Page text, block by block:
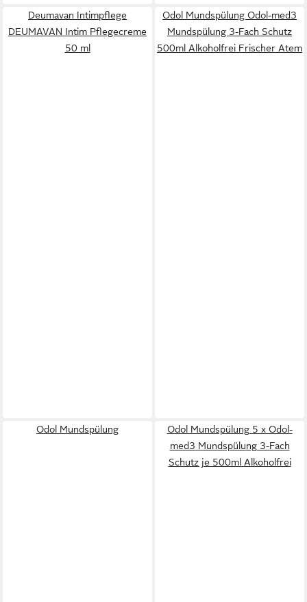
Deumavan Intimpflege
DEUMAVAN Intim Pflegecreme
50 ml
Odol Mundspülung Odol-med3
Mundspülung 3-Fach Schutz
500ml Alkoholfrei Frischer Atem
Odol Mundspülung
Odol Mundspülung 5 x Odol-
med3 Mundspülung 3-Fach
Schutz je 500ml Alkoholfrei